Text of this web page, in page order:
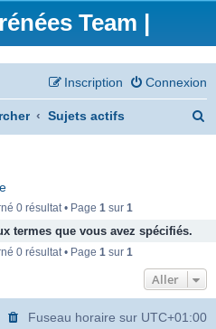
Team |
Connexion
Inscription
Sujets actifs
0 résultat • Page 1sur 1
termes que vous avez spécifiés.
0 résultat • Page 1sur 1
Aller
Fuseau horaire sur UTC+01:00